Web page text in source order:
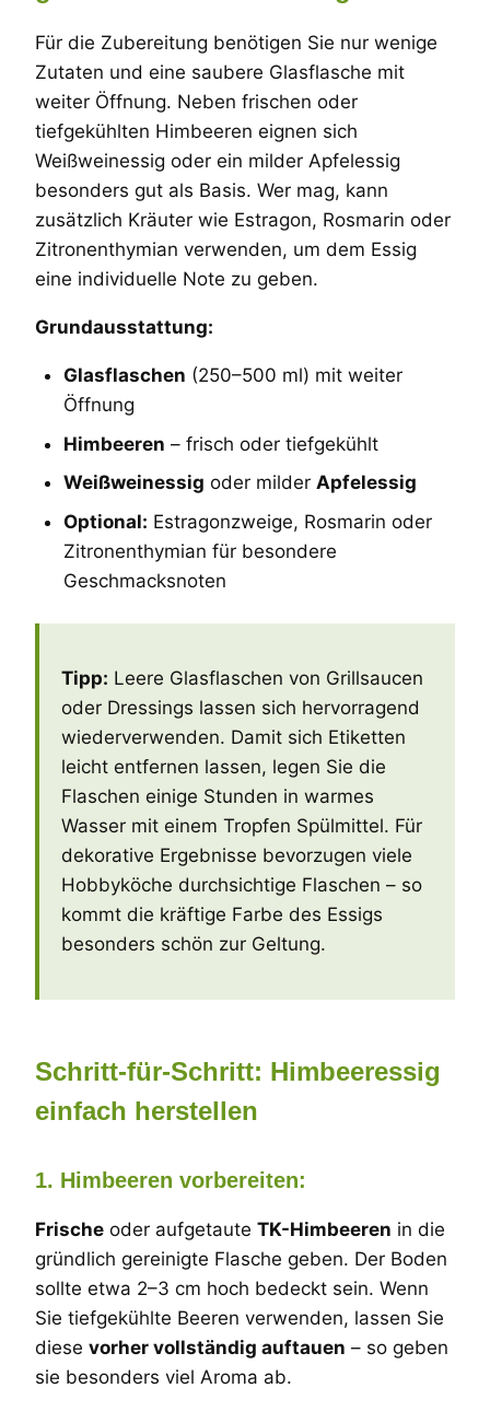
Für die Zubereitung benötigen Sie nur wenige
Zutaten und eine saubere Glasflasche mit
weiter Öffnung. Neben frischen oder
tiefgekühlten Himbeeren eignen sich
Weißweinessig oder ein milder Apfelessig
besonders gut als Basis. Wer mag, kann
zusätzlich Kräuter wie Estragon, Rosmarin oder
Zitronenthymian verwenden, um dem Essig
eine individuelle Note zu geben.
Grundausstattung:
Glasflaschen (250–500 ml) mit weiter
Öffnung
Himbeeren – frisch oder tiefgekühlt
Weißweinessig oder milder Apfelessig
Optional: Estragonzweige, Rosmarin oder
Zitronenthymian für besondere
Geschmacksnoten
Tipp: Leere Glasflaschen von Grillsaucen
oder Dressings lassen sich hervorragend
wiederverwenden. Damit sich Etiketten
leicht entfernen lassen, legen Sie die
Flaschen einige Stunden in warmes
Wasser mit einem Tropfen Spülmittel. Für
dekorative Ergebnisse bevorzugen viele
Hobbyköche durchsichtige Flaschen – so
kommt die kräftige Farbe des Essigs
besonders schön zur Geltung.
Schritt-für-Schritt: Himbeeressig
einfach herstellen
1. Himbeeren vorbereiten:
Frische oder aufgetaute TK-Himbeeren in die
gründlich gereinigte Flasche geben. Der Boden
sollte etwa 2–3 cm hoch bedeckt sein. Wenn
Sie tiefgekühlte Beeren verwenden, lassen Sie
diese vorher vollständig auftauen – so geben
sie besonders viel Aroma ab.